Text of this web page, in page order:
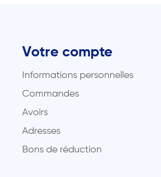
Votre compte
Informations personnelles
Commandes
Avoirs
Adresses
Bons de réduction